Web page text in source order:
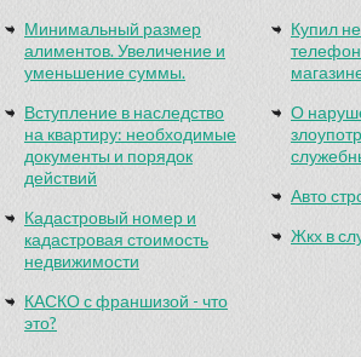
Минимальный размер
алиментов. Увеличение и
уменьшение суммы.
Вступление в наследство
на квартиру: необходимые
документы и порядок
действий
Кадастровый номер и
кадастровая стоимость
недвижимости
КАСКО с франшизой - что
это?
Купил
телефон
О
Авто
Жкх в